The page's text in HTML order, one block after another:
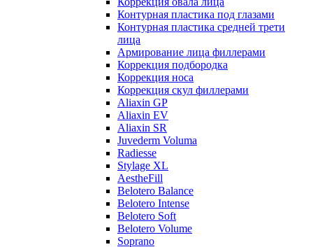
Контурная пластика под глазами
Контурная пластика средней трети
лица
Армирование лица филлерами
Коррекция подбородка
Коррекция носа
Коррекция скул филлерами
Aliaxin GP
Aliaxin EV
Aliaxin SR
Juvederm Voluma
Radiesse
Stylage XL
AestheFill
Belotero Balance
Belotero Intense
Belotero Soft
Belotero Volume
Soprano